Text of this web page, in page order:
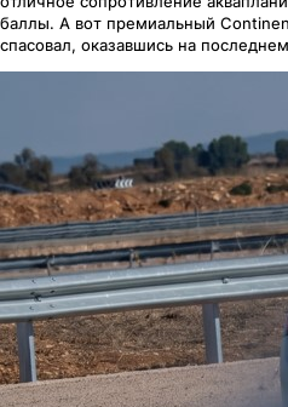
баллы. А вот премиальный
спасовал, оказавшись на